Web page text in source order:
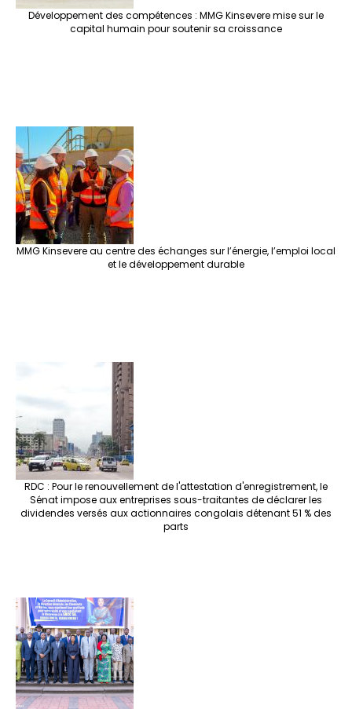
Développement des compétences : MMG Kinsevere mise sur le
capital humain pour soutenir sa croissance
MMG Kinsevere au centre des échanges sur l’énergie, l’emploi local
et le développement durable
RDC : Pour le renouvellement de l'attestation d'enregistrement, le
Sénat impose aux entreprises sous-traitantes de déclarer les
dividendes versés aux actionnaires congolais détenant 51 % des
parts